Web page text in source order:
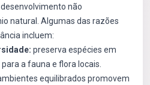
não
natural. Algumas das razões
incluem:
preserva espécies em
a fauna e flora locais.
equilibrados promovem